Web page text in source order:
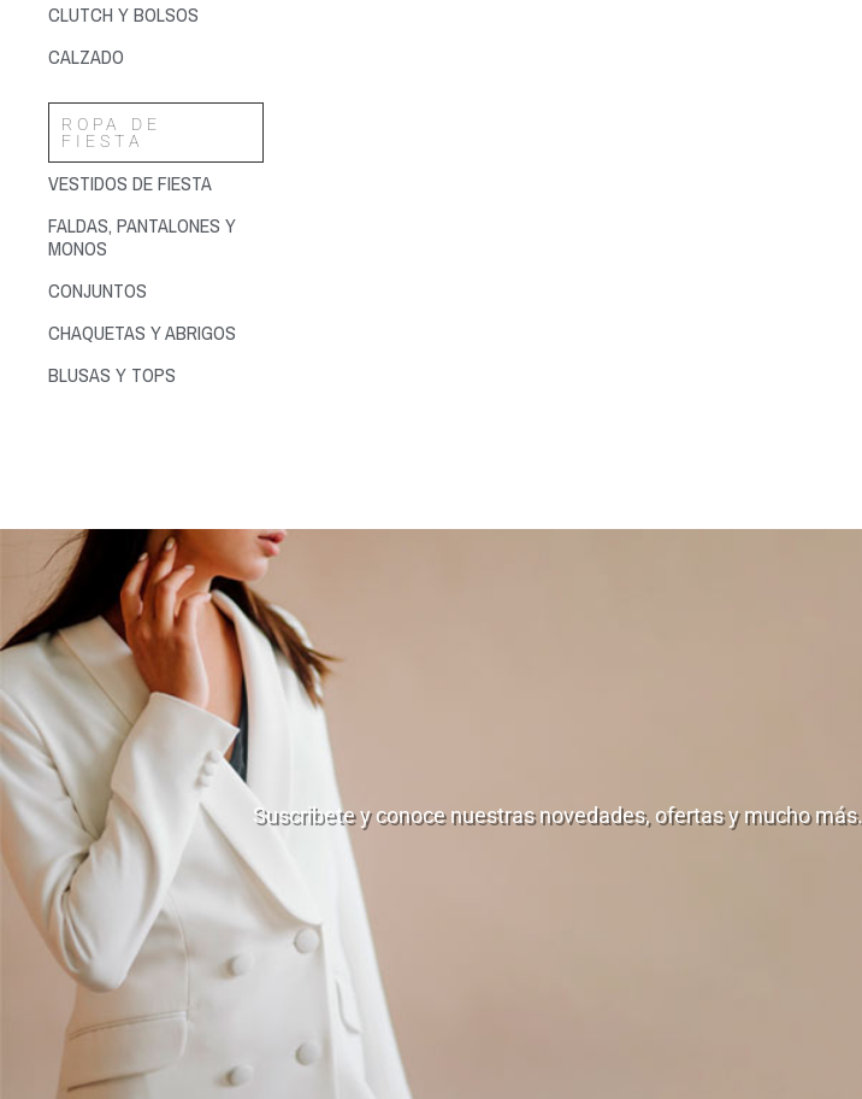
CLUTCH Y BOLSOS
CALZADO
ROPA DE
FIESTA
VESTIDOS DE FIESTA
FALDAS, PANTALONES Y
MONOS
CONJUNTOS
CHAQUETAS Y ABRIGOS
BLUSAS Y TOPS
Suscribete y conoce nuestras novedades, ofertas y mucho más.